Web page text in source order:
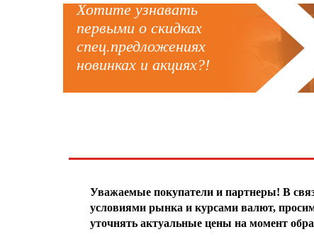
Хотите узнавать
первыми о скидках
спец.предложениях
новинках и акциях?!
Уважаемые покупатели и партнеры! В
условиями рынка и курсами валют,
уточнять актуальные цены на момент